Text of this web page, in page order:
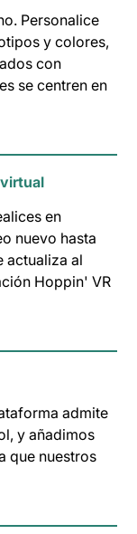
Personalice
y colores,
con
se centren en
en
nuevo hasta
actualiza al
Hoppin' VR
admite
y añadimos
que nuestros